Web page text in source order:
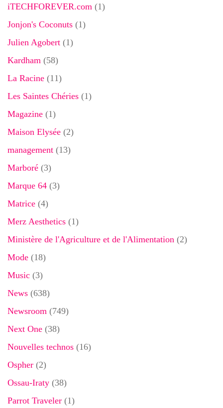
iTECHFOREVER.com (1)
Jonjon's Coconuts (1)
Julien Agobert (1)
Kardham (58)
La Racine (11)
Les Saintes Chéries (1)
Magazine (1)
Maison Elysée (2)
management (13)
Marboré (3)
Marque 64 (3)
Matrice (4)
Merz Aesthetics (1)
Ministère de l'Agriculture et de l'Alimentation (2)
Mode (18)
Music (3)
News (638)
Newsroom (749)
Next One (38)
Nouvelles technos (16)
Ospher (2)
Ossau-Iraty (38)
Parrot Traveler (1)